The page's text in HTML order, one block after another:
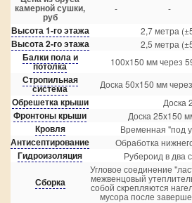
камерной сушки,
руб
- -
Высота 1-го этажа 2,7 метра
Высота 2-го этажа 2,5 метра
Балки пола и
потолка 100х150 мм через
Стропильная
система Доска 50х150 мм
Обрешетка крыши Доска
Фронтоны крыши Доска 25х150
Кровля Временная "под
Антисептирование Обработка
Гидроизоляция Рубероид в два
Сборка
Угловое соединение
межвенцовый
собой скрепляются
мусора после